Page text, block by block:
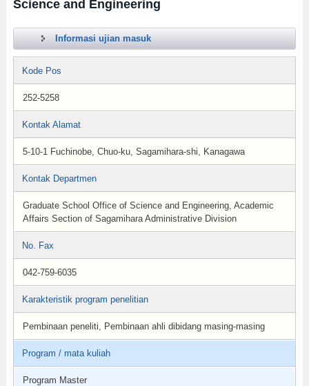
Science and Engineering
Informasi ujian masuk
Kode Pos
252-5258
Kontak Alamat
5-10-1 Fuchinobe, Chuo-ku, Sagamihara-shi, Kanagawa
Kontak Departmen
Graduate School Office of Science and Engineering, Academic
Affairs Section of Sagamihara Administrative Division
No. Fax
042-759-6035
Karakteristik program penelitian
Pembinaan peneliti, Pembinaan ahli dibidang masing-masing
Program / mata kuliah
Program Master